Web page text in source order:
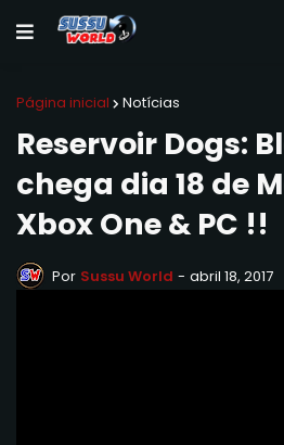
Página inicial Notícias
Reservoir Dogs:
chega dia 18 de
Xbox One & PC !!
Por Sussu World - abril 18, 2017